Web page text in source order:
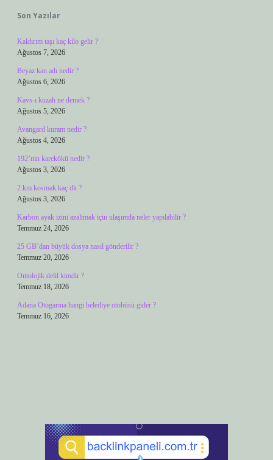
Son Yazılar
Kaldırım taşı kaç kilo gelir ?
Ağustos 7, 2026
Beyaz kan adı nedir ?
Ağustos 6, 2026
Kavs-ı kuzah ne demek ?
Ağustos 5, 2026
Avangard kuram nedir ?
Ağustos 4, 2026
192’nin karekökü nedir ?
Ağustos 3, 2026
2 km kosmak kaç dk ?
Ağustos 3, 2026
Karbon ayak izini azaltmak için ulaşımda neler yapılabilir ?
Temmuz 24, 2026
25 GB’dan büyük dosya nasıl gönderilir ?
Temmuz 20, 2026
Ontolojik delil kimdir ?
Temmuz 18, 2026
Adana Otogarına hangi belediye otobüsü gider ?
Temmuz 16, 2026